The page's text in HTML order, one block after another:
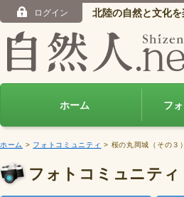
ログイン 北陸の自然と文化
ホーム フ
ホーム > フォトコミュニティ > 桜の丸岡城（その３）
フォトコミュニティ